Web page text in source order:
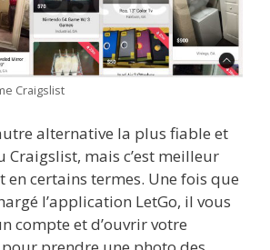
Craigslist
alternative la plus fiable et
Craigslist, mais c’est meilleur
en certains termes. Une fois que
l’application LetGo, il vous
compte et d’ouvrir votre